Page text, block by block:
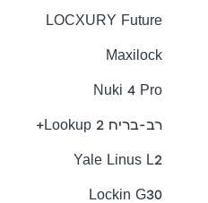
LOCXURY Future
Maxilock
Nuki 4 Pro
רב-בריח Lookup 2+
Yale Linus L2
Lockin G30